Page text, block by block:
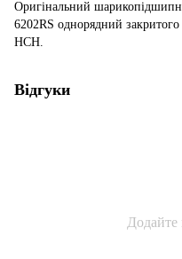
Оригінальний
6202RS однорядний
HCH.
Відгуки
Додайте